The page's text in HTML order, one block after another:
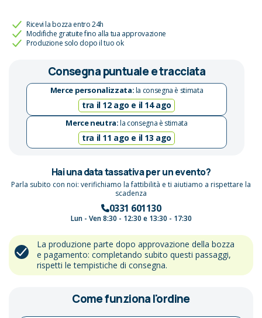
Ricevi la bozza entro 24h
Modifiche gratuite fino alla tua approvazione
Produzione solo dopo il tuo ok
Consegna puntuale e tracciata
Merce personalizzata:la consegna è stimata
tra il 12 ago e il 14 ago
Merce neutra:la consegna è stimata
tra il 11 ago e il 13 ago
Hai una data tassativa per un evento?
Parla subito con noi: verifichiamo la fattibilità e ti aiutiamo a rispettare la
scadenza
0331 601130
Lun - Ven 8:30 - 12:30 e 13:30 - 17:30
La produzione parte dopo approvazione della bozza
e pagamento: completando subito questi passaggi,
rispetti le tempistiche di consegna.
Come funziona l'ordine